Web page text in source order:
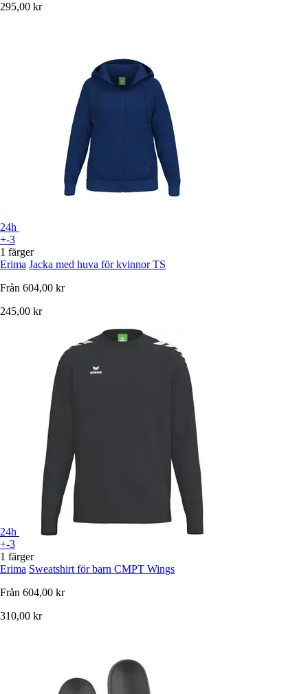
295,00 kr
24h
+-3
1 färger
Erima Jacka med huva för kvinnor TS
Från 604,00 kr
245,00 kr
24h
+-3
1 färger
Erima Sweatshirt för barn CMPT Wings
Från 604,00 kr
310,00 kr